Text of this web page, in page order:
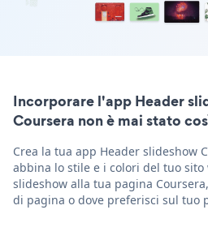
Incorporare l'app Header
Coursera non è mai stato
Crea la tua app Header slideshow
abbina lo stile e i colori del tuo
slideshow alla tua pagina
di pagina o dove preferisci sul tuo